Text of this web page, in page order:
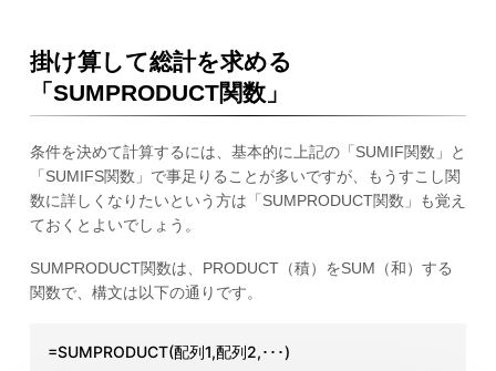
掛け算して総計を求める
「SUMPRODUCT関数」
条件を決めて計算するには、基本的に上記の「SUMIF関数」と
「SUMIFS関数」で事足りることが多いですが、もうすこし関
数に詳しくなりたいという方は「SUMPRODUCT関数」も覚え
ておくとよいでしょう。
SUMPRODUCT関数は、PRODUCT（積）をSUM（和）する
関数で、構文は以下の通りです。
=SUMPRODUCT(配列1,配列2,･･･)